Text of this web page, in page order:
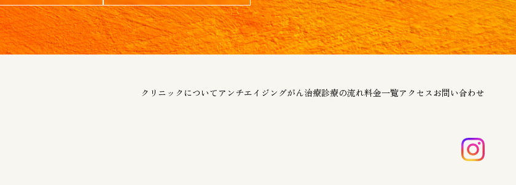
クリニックについて アンチエイジングがん治療診療の流れ料金一覧アクセスお問い合わせ